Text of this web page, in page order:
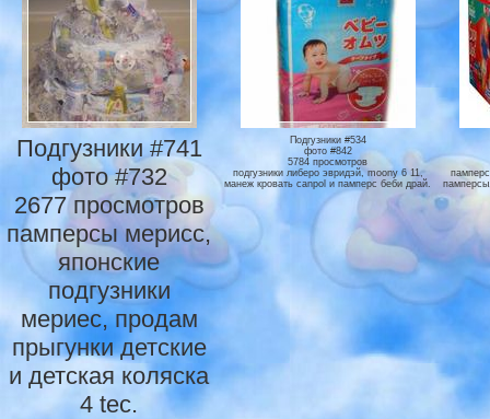
Подгузники #741
фото #732
2677 просмотров
памперсы мерисс,
японские
подгузники
мериес, продам
прыгунки детские
и детская коляска
4 tec.
Подгузники #534
фото #842
5784 просмотров
подгузники либеро эвридэй, moony 6 11,
манеж кровать canpol и памперс беби драй.